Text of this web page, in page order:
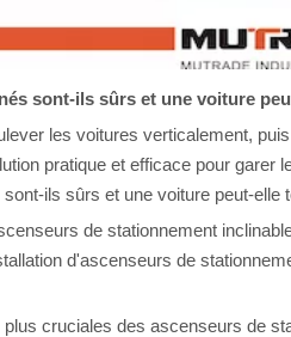
sont-ils sûrs et une voiture
les voitures verticalement,
pratique et efficace pour
ils sûrs et une voiture peut-
de stationnement
d'ascenseurs de
plus cruciales des ascenseurs de